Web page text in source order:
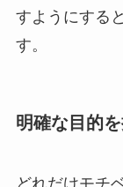
すようにする
す。
明確な目的